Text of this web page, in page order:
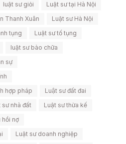
luật sư giỏi
Luật sư tại Hà Nội
Thanh Xuân
Luật sư Hà Nội
tụng
Luật sư tố tụng
luật sư bào chữa
sự
hợp pháp
Luật sư đất đai
sư nhà đất
Luật sư thừa kế
hồi nợ
Luật sư doanh nghiệp